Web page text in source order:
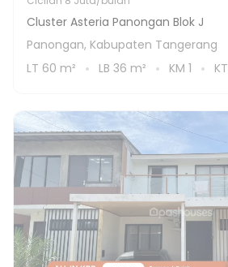
Cluster Asteria Panongan Blok J
Panongan, Kabupaten Tangerang
LT 60 m² LB 36 m² KM 1 KT